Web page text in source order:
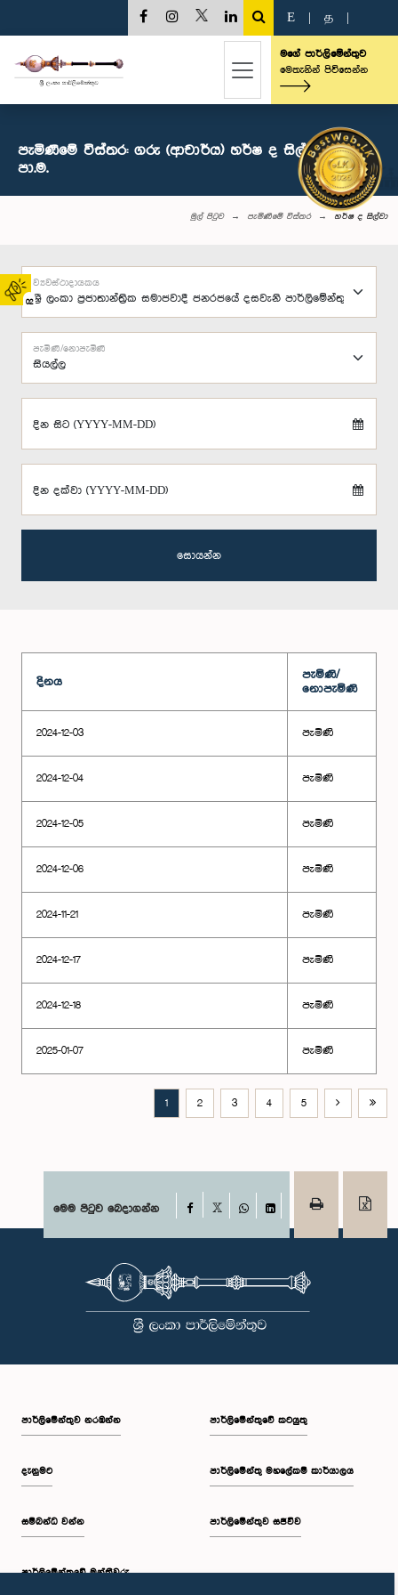
02
E த
මගේ පාර්ලිමේන්තුව
මෙතැනින් පිවිසෙන්න
පැමිණීමේ විස්තර: ගරු (ආචාර්ය) හර්ෂ ද සිල්වා මහතා,
පා.ම.
මුල් පිටුව පැමිණීමේ විස්තර හර්ෂ ද සිල්වා
ව්‍යවස්ථාදායකය
පැමිණි/නොපැමිණි
දින සිට (YYYY-MM-DD)
දින දක්වා (YYYY-MM-DD)
සොයන්න
දිනය
පැමිණි/
නොපැමිණි
2024-12-03 පැමිණි
2024-12-04 පැමිණි
2024-12-05 පැමිණි
2024-12-06 පැමිණි
2024-11-21 පැමිණි
2024-12-17 පැමිණි
2024-12-18 පැමිණි
2025-01-07 පැමිණි
1 2 3 4 5
මෙම පිටුව බෙදාගන්න Facebook
WhatsAppLinkedIn
පාර්ලි‌මේන්තුව නරඹන්න
දැනුමට
සම්බන්ධ වන්න
පාර්ලි‌මේන්තුවේ මන්ත්‍රීවරු
පාර්ලිමේන්තුවේ කටයුතු
පාර්ලිමේන්තු මහලේකම් කාර්යාලය
පාර්ලිමේන්තුව සජීවීව